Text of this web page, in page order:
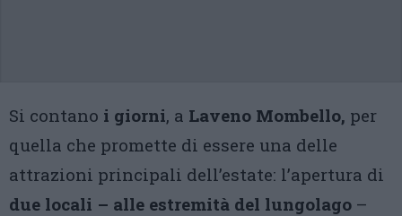
Si contano i giorni, a Laveno Mombello, per
quella che promette di essere una delle
attrazioni principali dell’estate: l’apertura di
due locali – alle estremità del lungolago –